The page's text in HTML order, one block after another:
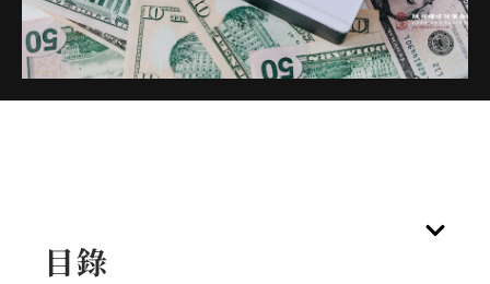
目錄